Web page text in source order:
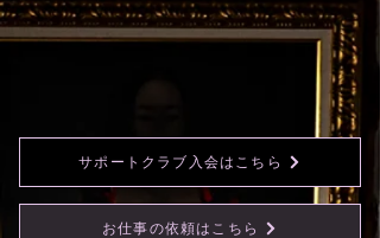
お仕事の依頼はこちら
サポートクラブ入会はこちら